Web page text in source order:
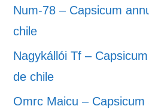
Num-78 – Capsicum
chile
Nagykállói Tf –
de chile
Omrc Maicu – Capsicum